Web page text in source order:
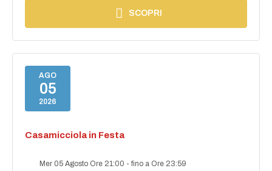
SCOPRI
AGO
05
2026
Casamicciola in Festa
Mer 05 Agosto Ore 21:00 -fino a Ore 23:59